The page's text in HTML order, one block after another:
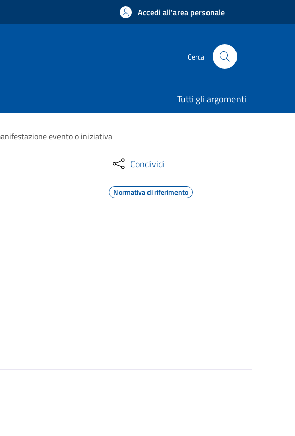
Accedi all'area personale
Cerca
Tutti gli argomenti
evento o iniziativa
Condividi
Normativa di riferimento